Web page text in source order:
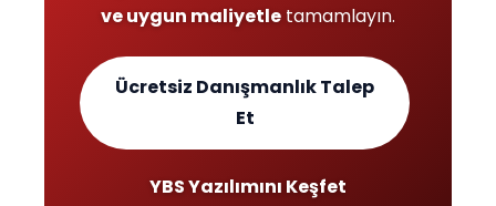
ve uygun maliyetle tamamlayın.
Ücretsiz Danışmanlık Talep
Et
YBS Yazılımını Keşfet